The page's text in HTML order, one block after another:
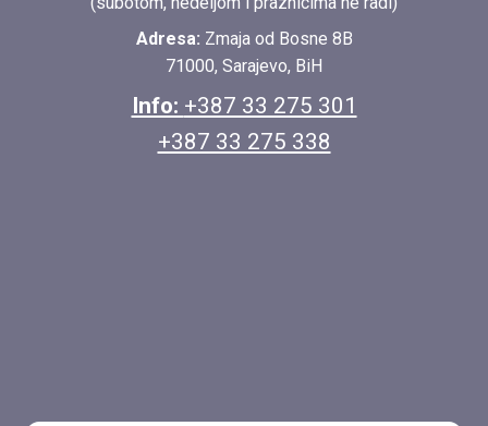
Adresa: Zmaja od Bosne 8B
71000, Sarajevo, BiH
Info: +387 33 275 301
+387 33 275 338